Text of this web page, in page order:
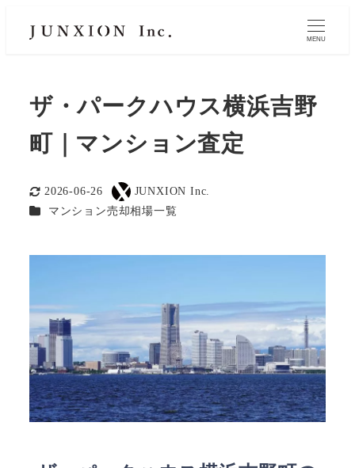
MENU
ザ・パークハウス横浜吉野
町｜マンション査定
更新日
2026-06-26
著
者
JUNXION Inc.
カテゴリー
マンション売却相場一覧